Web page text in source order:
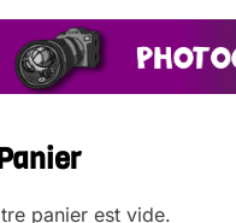
panier est vide.